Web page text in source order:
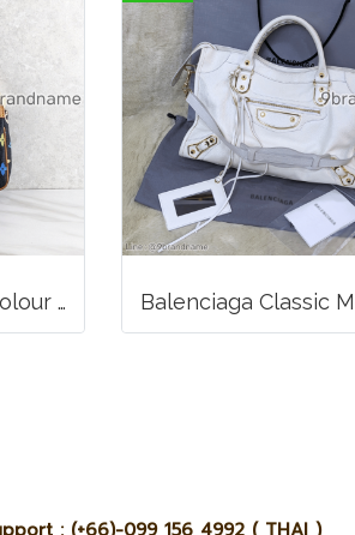
Louis Vuitton Multicolour Pochette Canvas